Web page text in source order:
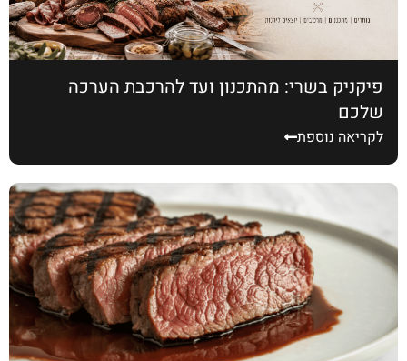
פיקניק בשרי: מהתכנון ועד להרכבת הערכה
שלכם
לקריאה נוספת